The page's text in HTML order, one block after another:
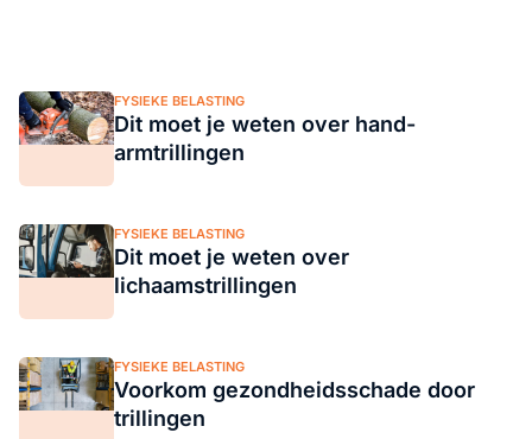
FYSIEKE BELASTING
Dit moet je weten over hand-
armtrillingen
FYSIEKE BELASTING
Dit moet je weten over
lichaamstrillingen
FYSIEKE BELASTING
Voorkom gezondheidsschade door
trillingen